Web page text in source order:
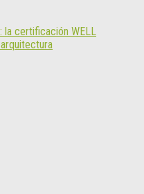
la certificación WELL